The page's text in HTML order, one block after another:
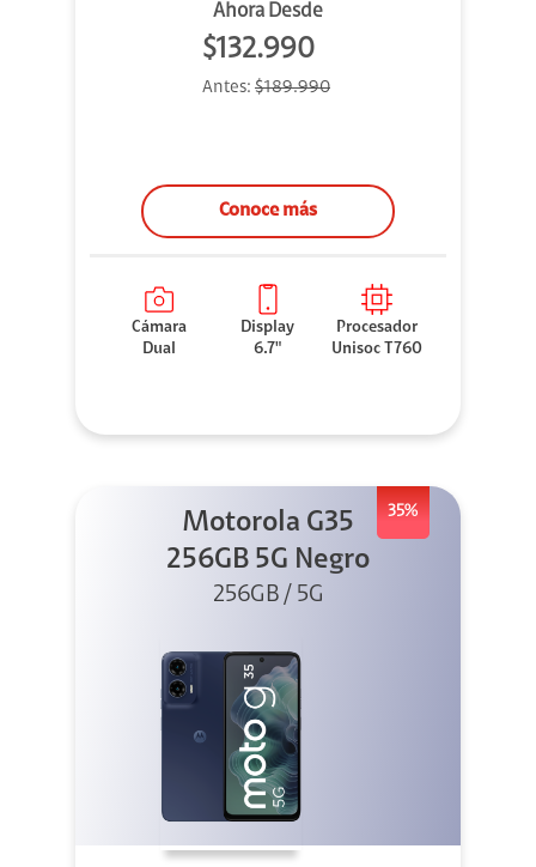
Ahora Desde
$132.990
Antes: $189.990
Conoce más
Cámara
Dual
Display
6.7"
Procesador
Unisoc T760
35%
Motorola G35
256GB 5G Negro
256GB / 5G